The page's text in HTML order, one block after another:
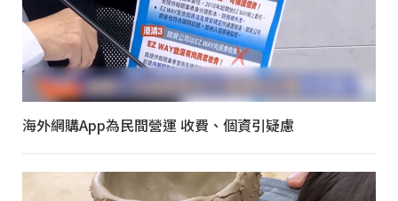
海外網購App為民間營運 收費、個資引疑慮